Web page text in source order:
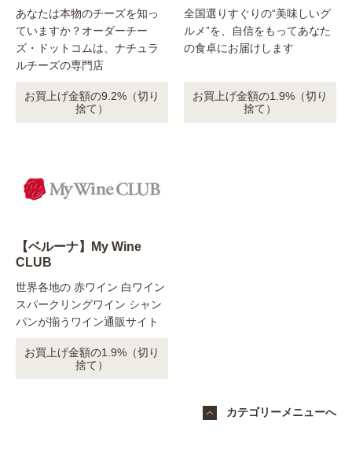
あなたは本物のチーズを知っ
ていますか？オーダーチー
ズ・ドットコムは、ナチュラ
ルチーズの専門店
お買上げ金額の9.2%（切り
捨て）
全国選りすぐりの“美味しいグ
ルメ”を、自信をもってあなた
の食卓にお届けします
お買上げ金額の1.9%（切り
捨て）
【ベルーナ】My Wine
CLUB
世界各地の 赤ワイン 白ワイン
スパークリングワイン シャン
パンが揃うワイン通販サイト
お買上げ金額の1.9%（切り
捨て）
カテゴリーメニューへ